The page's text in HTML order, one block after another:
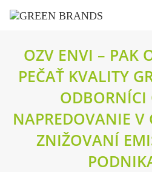
OZV ENVI – PAK
PEČAŤ KVALITY
ODBORNÍCI
NAPREDOVANIE V
ZNIŽOVANÍ